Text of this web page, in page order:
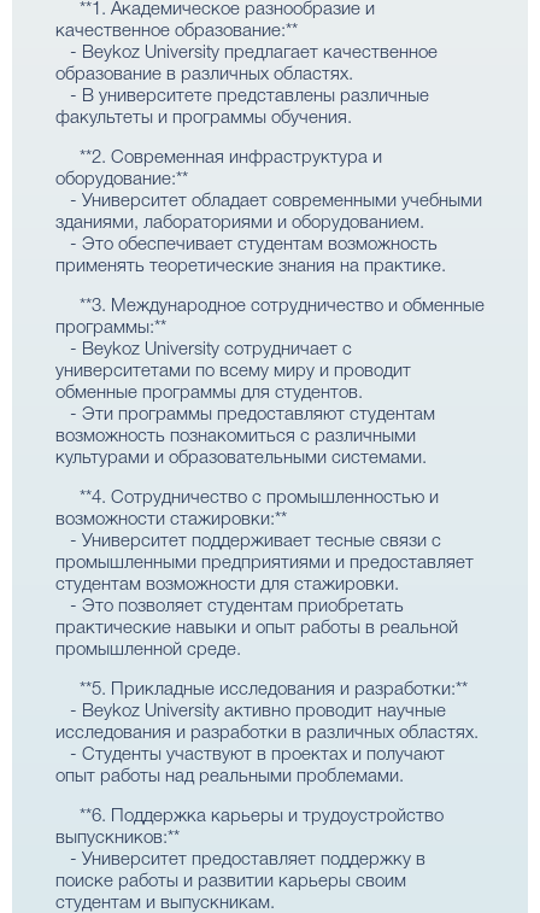
**1. Академическое разнообразие и
качественное образование:**
- Beykoz University предлагает качественное
образование в различных областях.
- В университете представлены различные
факультеты и программы обучения.
**2. Современная инфраструктура и
оборудование:**
- Университет обладает современными учебными
зданиями, лабораториями и оборудованием.
- Это обеспечивает студентам возможность
применять теоретические знания на практике.
**3. Международное сотрудничество и обменные
программы:**
- Beykoz University сотрудничает с
университетами по всему миру и проводит
обменные программы для студентов.
- Эти программы предоставляют студентам
возможность познакомиться с различными
культурами и образовательными системами.
**4. Сотрудничество с промышленностью и
возможности стажировки:**
- Университет поддерживает тесные связи с
промышленными предприятиями и предоставляет
студентам возможности для стажировки.
- Это позволяет студентам приобретать
практические навыки и опыт работы в реальной
промышленной среде.
**5. Прикладные исследования и разработки:**
- Beykoz University активно проводит научные
исследования и разработки в различных областях.
- Студенты участвуют в проектах и получают
опыт работы над реальными проблемами.
**6. Поддержка карьеры и трудоустройство
выпускников:**
- Университет предоставляет поддержку в
поиске работы и развитии карьеры своим
студентам и выпускникам.